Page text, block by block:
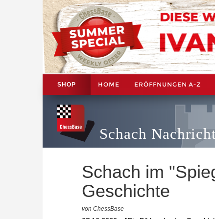
SHOP HOME ERÖFFNUNGEN A-Z
Schach
Schach im
Geschichte
von ChessBase